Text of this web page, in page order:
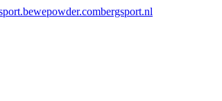
wepowder.combergsport.nl